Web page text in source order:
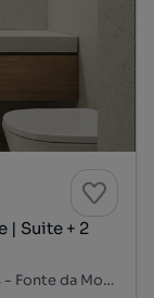
| Suite + 2
Rua Lidador, Cooperativa dos Arquitectos - Fonte da Moura - Pedra Verde, Aldoar, Foz do Douro e Nevogilde, Porto, Porto